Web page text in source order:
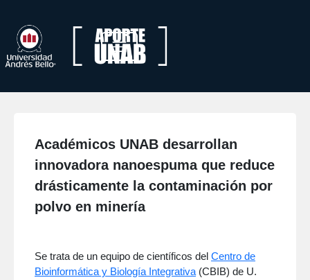
Académicos UNAB desarrollan
innovadora nanoespuma que reduce
drásticamente la contaminación por
polvo en minería
Se trata de un equipo de científicos del Centro de
Bioinformática y Biología Integrativa (CBIB) de U.